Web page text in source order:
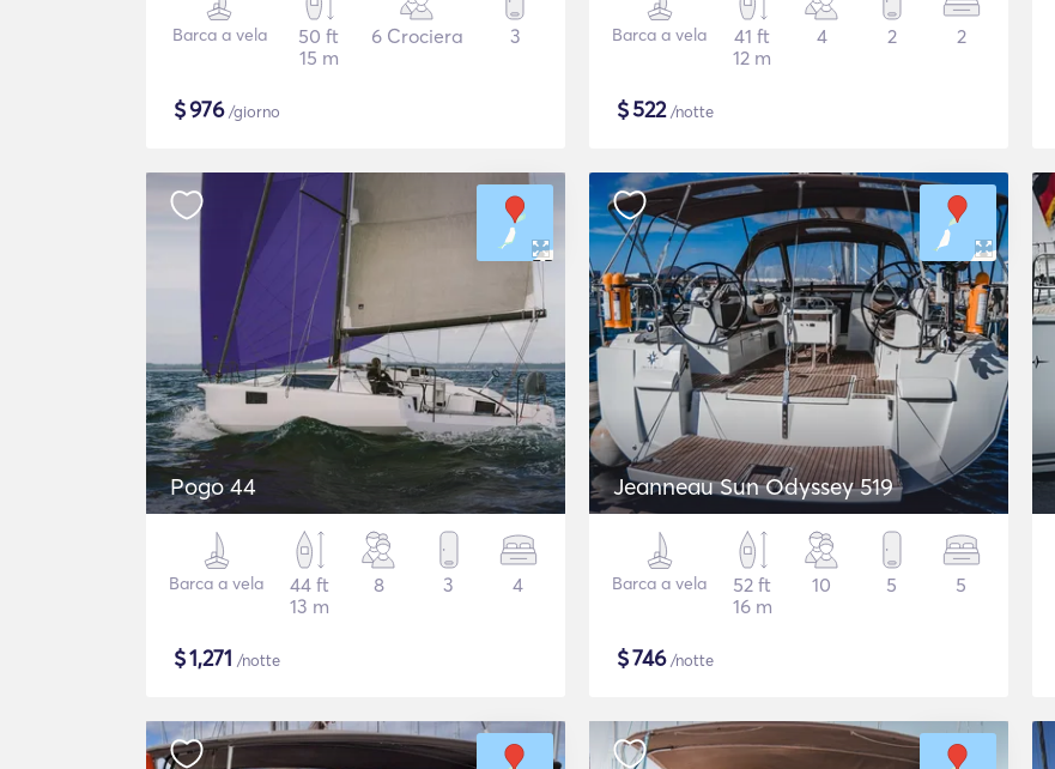
Barca a vela
50 ft
15 m
6 Crociera 3
$976/giorno
Barca a vela
41 ft
12 m
4 2 2
$522/notte
Pogo 44
Barca a vela
44 ft
13 m
8 3 4
$1,271 /notte
Jeanneau Sun Odyssey 519
Barca a vela
52 ft
16 m
10 5 5
$746/notte